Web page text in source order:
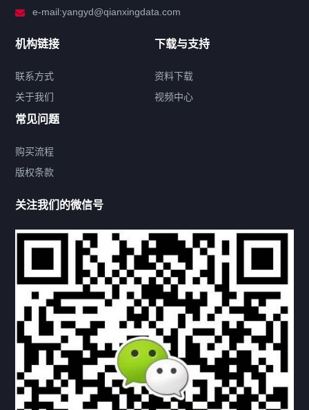
联系方式
热门标签
机构链接
联系方式 关于我们
下载与支持
资料下载 视频中心
常见问题
购买流程 版权条款
e-mail:yangyd@qianxingdata.com
机构链接
联系方式
关于我们
下载与支持
资料下载
视频中心
常见问题
购买流程
版权条款
关注我们的微信号